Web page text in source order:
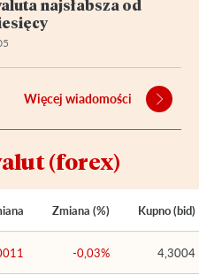
najsłabsza od
Więcej wiadomości
(forex)
Zmiana (%) Kupno (bid)
-0,03% 4,3004